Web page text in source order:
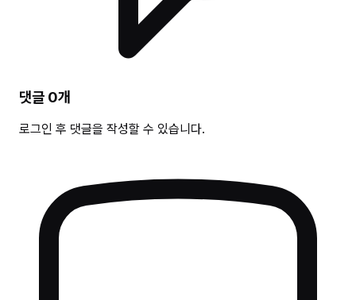
댓글 0개
로그인 후 댓글을 작성할 수 있습니다.